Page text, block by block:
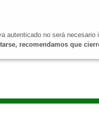
autenticado no será
recomendamos que